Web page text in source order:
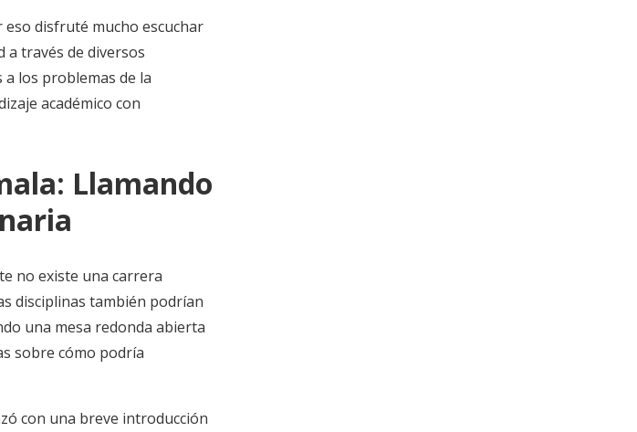
disfruté mucho escuchar
a través de diversos
los problemas de la
académico con
Llamando
no existe una carrera
disciplinas también podrían
una mesa redonda abierta
sobre cómo podría
con una breve introducción